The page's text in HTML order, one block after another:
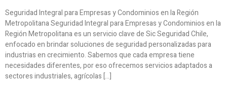
Seguridad Integral para Empresas y Condominios en la Región
Metropolitana Seguridad Integral para Empresas y Condominios en la
Región Metropolitana es un servicio clave de Sic Seguridad Chile,
enfocado en brindar soluciones de seguridad personalizadas para
industrias en crecimiento. Sabemos que cada empresa tiene
necesidades diferentes, por eso ofrecemos servicios adaptados a
sectores industriales, agrícolas […]